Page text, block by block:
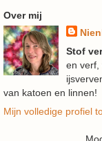
Over mij
Stof
en verf,
van katoen en linnen!
Mijn volledige profiel